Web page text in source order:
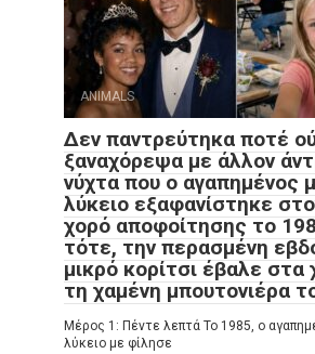
ANIMALS
Δεν παντρεύτηκα ποτέ
ξαναχόρεψα με άλλον
νύχτα που ο αγαπημένος
λύκειο εξαφανίστηκε
χορό αποφοίτησης το
τότε, την περασμένη
μικρό κορίτσι έβαλε στα
τη χαμένη μπουτονιέρα
Μέρος 1: Πέντε λεπτά Το 1985, ο
λύκειο με φίλησε